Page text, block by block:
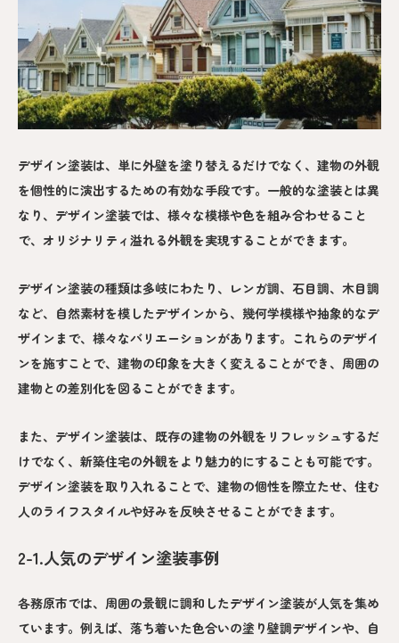
デザイン塗装は、単に外壁を塗り替えるだけでなく、建物の外観
を個性的に演出するための有効な手段です。一般的な塗装とは異
なり、デザイン塗装では、様々な模様や色を組み合わせること
で、オリジナリティ溢れる外観を実現することができます。
デザイン塗装の種類は多岐にわたり、レンガ調、石目調、木目調
など、自然素材を模したデザインから、幾何学模様や抽象的なデ
ザインまで、様々なバリエーションがあります。これらのデザイ
ンを施すことで、建物の印象を大きく変えることができ、周囲の
建物との差別化を図ることができます。
また、デザイン塗装は、既存の建物の外観をリフレッシュするだ
けでなく、新築住宅の外観をより魅力的にすることも可能です。
デザイン塗装を取り入れることで、建物の個性を際立たせ、住む
人のライフスタイルや好みを反映させることができます。
2-1.人気のデザイン塗装事例
各務原市では、周囲の景観に調和したデザイン塗装が人気を集め
ています。例えば、落ち着いた色合いの塗り壁調デザインや、自